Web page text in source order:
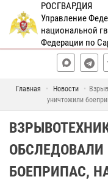
РОСГВАРДИЯ
Управление
национальной
Федерации по
Главная Новости
уничтожили
БОЕПРИПАС,